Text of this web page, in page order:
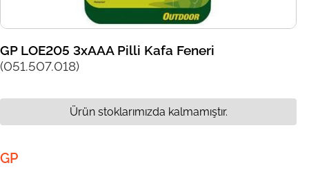
GP LOE205 3xAAA Pilli Kafa Feneri
(051.507.018)
GP
Ürün stoklarımızda kalmamıştır.